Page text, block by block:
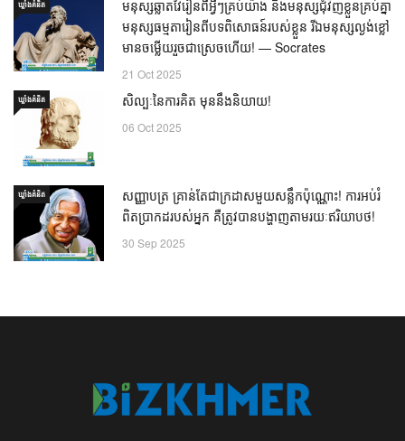
ឃ្លាំង​គំនិត
មនុស្សឆ្លាតវៃរៀនពីអ្វីៗគ្រប់យ៉ាង និងមនុស្សជុំវិញខ្លួនគ្រប់គ្នា
មនុស្សធម្មតារៀនពីបទពិសោធន៍របស់ខ្លួន រីឯមនុស្សល្ងង់ខ្លៅ
មានចម្លើយរួចជាស្រេចហើយ! — Socrates
21 Oct 2025
ឃ្លាំង​គំនិត សិល្បៈនៃការគិត មុននឹងនិយាយ!
06 Oct 2025
ឃ្លាំង​គំនិត
សញ្ញាបត្រ គ្រាន់តែជាក្រដាសមួយសន្លឹកប៉ុណ្ណោះ! ការអប់រំ
ពិតប្រាកដរបស់អ្នក គឺត្រូវបានបង្ហាញតាមរយៈឥរិយាបថ!
30 Sep 2025